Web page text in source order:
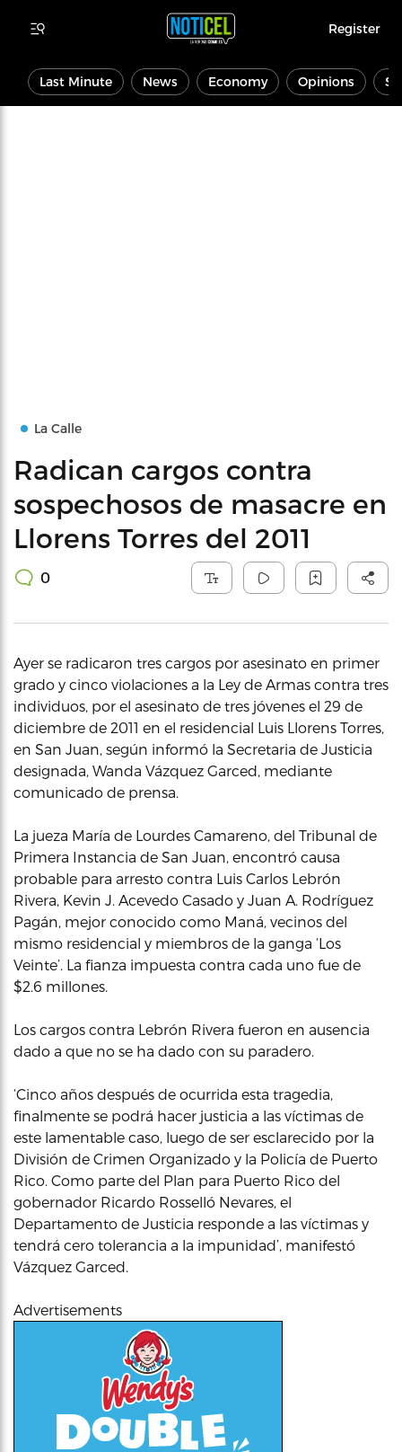
Register
Last Minute News Economy Opinions
La Calle
Radican cargos contra
sospechosos de masacre en
Llorens Torres del 2011
0
Ayer se radicaron tres cargos por asesinato en primer
grado y cinco violaciones a la Ley de Armas contra tres
individuos, por el asesinato de tres jóvenes el 29 de
diciembre de 2011 en el residencial Luis Llorens Torres,
en San Juan, según informó la Secretaria de Justicia
designada, Wanda Vázquez Garced, mediante
comunicado de prensa.
La jueza María de Lourdes Camareno, del Tribunal de
Primera Instancia de San Juan, encontró causa
probable para arresto contra Luis Carlos Lebrón
Rivera, Kevin J. Acevedo Casado y Juan A. Rodríguez
Pagán, mejor conocido como Maná, vecinos del
mismo residencial y miembros de la ganga ‘Los
Veinte’. La fianza impuesta contra cada uno fue de
$2.6 millones.
Los cargos contra Lebrón Rivera fueron en ausencia
dado a que no se ha dado con su paradero.
‘Cinco años después de ocurrida esta tragedia,
finalmente se podrá hacer justicia a las víctimas de
este lamentable caso, luego de ser esclarecido por la
División de Crimen Organizado y la Policía de Puerto
Rico. Como parte del Plan para Puerto Rico del
gobernador Ricardo Rosselló Nevares, el
Departamento de Justicia responde a las víctimas y
tendrá cero tolerancia a la impunidad’, manifestó
Vázquez Garced.
Advertisements